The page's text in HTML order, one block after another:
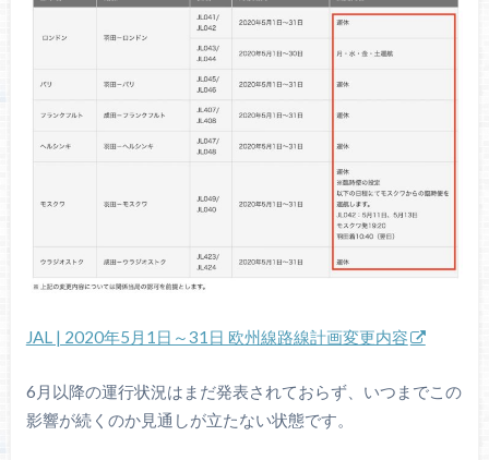
JAL | 2020年5月1日～31日 欧州線路線計画変更内容
6月以降の運行状況はまだ発表されておらず、いつまでこの
影響が続くのか見通しが立たない状態です。